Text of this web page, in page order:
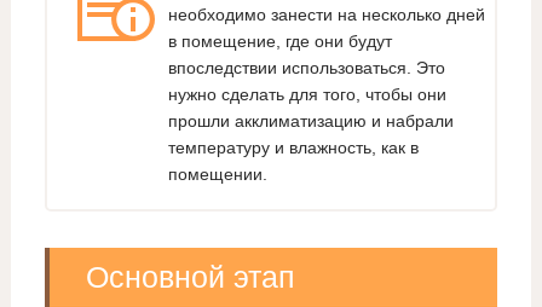
необходимо занести на несколько дней
в помещение, где они будут
впоследствии использоваться. Это
нужно сделать для того, чтобы они
прошли акклиматизацию и набрали
температуру и влажность, как в
помещении.
Основной этап